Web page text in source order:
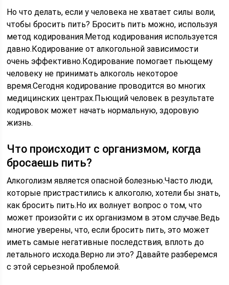
Но что делать, если у человека не хватает силы воли,
чтобы бросить пить? Бросить пить можно, используя
метод кодирования.Метод кодирования используется
давно.Кодирование от алкогольной зависимости
очень эффективно.Кодирование помогает пьющему
человеку не принимать алкоголь некоторое
время.Сегодня кодирование проводится во многих
медицинских центрах.Пьющий человек в результате
кодировок может начать нормальную, здоровую
жизнь.
Что происходит с организмом, когда
бросаешь пить?
Алкоголизм является опасной болезнью.Часто люди,
которые пристрастились к алкоголю, хотели бы знать,
как бросить пить.Но их волнует вопрос о том, что
может произойти с их организмом в этом случае.Ведь
многие уверены, что, если бросить пить, это может
иметь самые негативные последствия, вплоть до
летального исхода.Верно ли это? Давайте разберемся
с этой серьезной проблемой.